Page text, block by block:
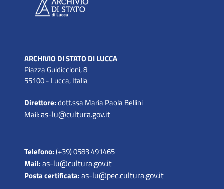
ARCHIVIO DI STATO DI LUCCA
Piazza Guidiccioni, 8
55100 - Lucca, Italia
Direttore:dott.ssa Maria Paola Bellini
Mail:as-lu@cultura.gov.it
Telefono:(+39) 0583 491465
Mail:as-lu@cultura.gov.it
Posta certificata:as-lu@pec.cultura.gov.it